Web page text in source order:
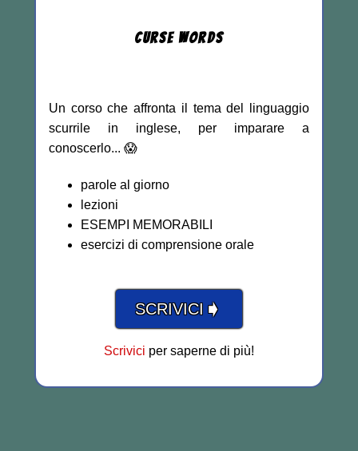
CURSE WORDS
Un corso che affronta il tema del linguaggio
scurrile in inglese, per imparare a
conoscerlo... 😱
parole al giorno
lezioni
ESEMPI MEMORABILI
esercizi di comprensione orale
SCRIVICI ➧
Scrivici per saperne di più!